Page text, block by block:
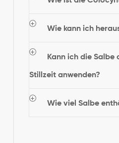
Wie kann ich
Kann ich die
Stillzeit anwenden?
Wie viel Salbe